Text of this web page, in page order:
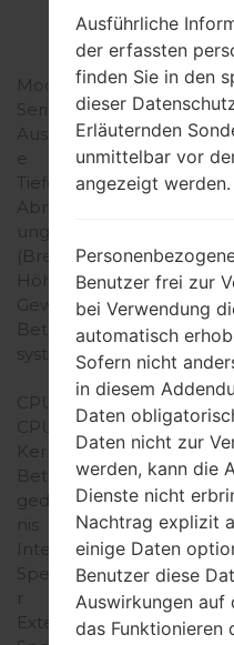
Modell und
seine
Eigenschaften
Modell
Serie
Ausgab
e
Tiefe
Abmess
ungen
(Breite /
Höhe)
Gewicht
Betriebs
system
Ausrüstung
CPU
CPU-
Kerne
Betriebs
gedächt
nis
Interner
Speiche
r
Externer
Ausführliche
der erfassten
finden Sie in den
dieser
Erläuternden
unmittelbar vor
angezeigt werden.
Benutzer frei zur
bei Verwendung
automatisch
Sofern nicht
in diesem
Daten
Daten nicht zur
werden, kann die
Dienste nicht
Nachtrag explizit
einige Daten
Benutzer diese
Auswirkungen
das Funktionieren